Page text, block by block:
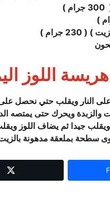
جرام )
) ( 230
جرام )
هريسة اللوز
النار ويقلب حتي نحصل على
والزبدة ويحرك حتى يمتصه
جيدا ثم يضاف اللوز
بملعقة مدهونة بالزيت